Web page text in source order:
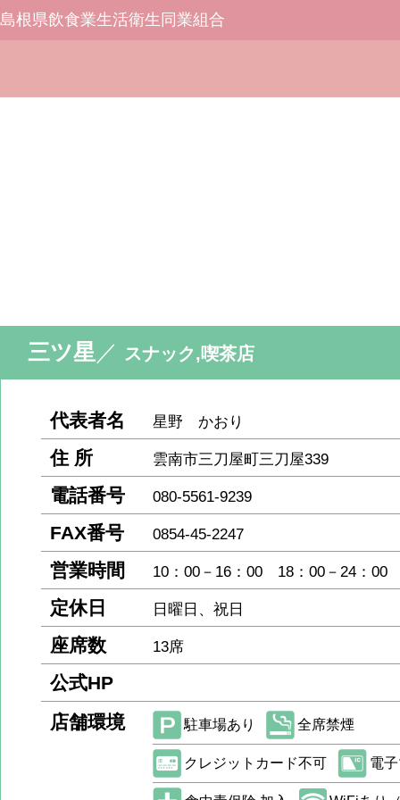
島根県飲食業生活衛生同業組合
三ツ星 ／ スナック,喫茶店
代表者名 星野 かおり
住 所 雲南市三刀屋町三刀屋339
電話番号 080-5561-9239
FAX番号 0854-45-2247
営業時間 10：00－16：00 18：00－24：00
定休日 日曜日、祝日
座席数 13席
公式HP
店舗環境
駐車場あり 全席禁煙
クレジットカード不可 電